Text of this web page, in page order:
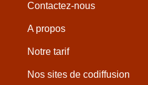
Contactez-nous
A propos
Notre tarif
Nos sites de codiffusion